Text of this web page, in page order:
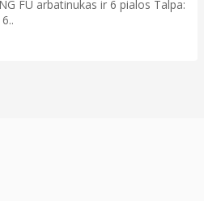
FU arbatinukas ir 6 pialos Talpa: